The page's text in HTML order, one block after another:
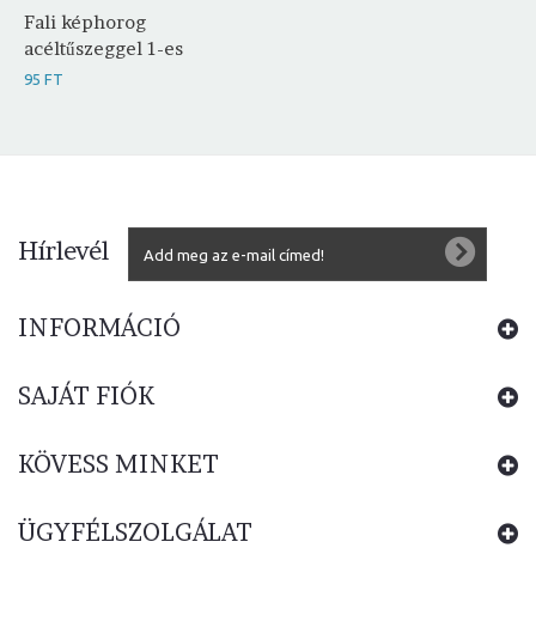
Fali képhorog
acéltűszeggel 1-es
95 FT
Hírlevél
INFORMÁCIÓ
SAJÁT FIÓK
KÖVESS MINKET
ÜGYFÉLSZOLGÁLAT